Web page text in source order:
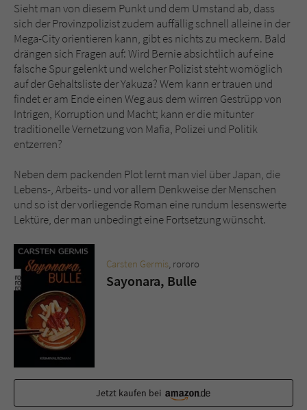
Sieht man von diesem Punkt und dem Umstand ab, dass
sich der Provinzpolizist zudem auffällig schnell alleine in der
Mega-City orientieren kann, gibt es nichts zu meckern. Bald
drängen sich Fragen auf: Wird Bernie absichtlich auf eine
falsche Spur gelenkt und welcher Polizist steht womöglich
auf der Gehaltsliste der Yakuza? Wem kann er trauen und
findet er am Ende einen Weg aus dem wirren Gestrüpp von
Intrigen, Korruption und Macht; kann er die mitunter
traditionelle Vernetzung von Mafia, Polizei und Politik
entzerren?
Neben dem packenden Plot lernt man viel über Japan, die
Lebens-, Arbeits- und vor allem Denkweise der Menschen
und so ist der vorliegende Roman eine rundum lesenswerte
Lektüre, der man unbedingt eine Fortsetzung wünscht.
Carsten Germis, rororo
Sayonara, Bulle
Jetzt kaufen bei